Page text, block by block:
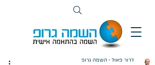
דרור פאול - השמה גרופ